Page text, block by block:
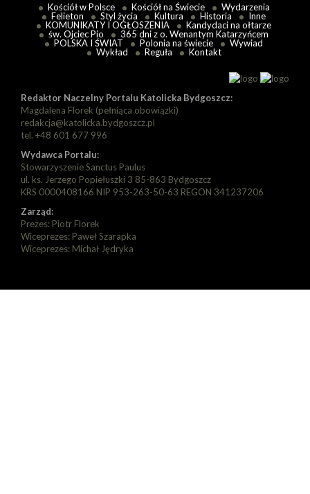
Kościół w Polsce Kościół na Świecie
Wydarzenia
Felieton
Styl życia Kultura Historia
Inne
KOMUNIKATY I OGŁOSZENIA
Kandydaci na ołtarze
św. Ojciec Pio
365 dni z o. Wenantym Katarzyńcem
POLSKA I ŚWIAT
Polonia na świecie
Wywiad
Wykład
Reguła Kontakt
Redaktor Naczelny Portalu Katolicka Bydgoszcz:
Magdalena Florek (pełniąca obowiązki)
redakcja@katolicka.bydgoszcz.pl
tel. +48 601 677 996
Wydawca Portalu:
Stowarzyszenie Sanctus Paulus
ul. ks. Jerzego Popiełuszki 3 85-863 Bydgoszcz
KRS 0000408166 NIP 953-263-50-63 REGON 341237206
Zarząd:
Prezes: Piotr Florek
Wiceprezes: Paweł Szarapka
Wiceprezes: Michał Jędryka